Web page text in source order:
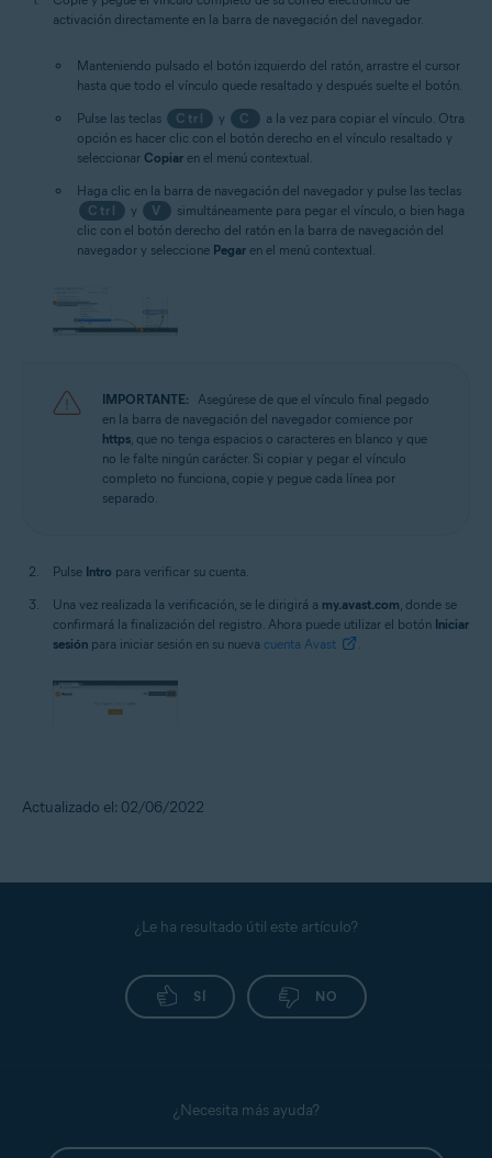
activación directamente en la barra de navegación del navegador.
Manteniendo pulsado el botón izquierdo del ratón, arrastre el cursor
hasta que todo el vínculo quede resaltado y después suelte el botón.
Pulse las teclas
Ctrl y C
a la vez para copiar el vínculo. Otra
opción es hacer clic con el botón derecho en el vínculo resaltado y
seleccionar Copiar en el menú contextual.
Haga clic en la barra de navegación del navegador y pulse las teclas
Ctrl
y V
simultáneamente para pegar el vínculo, o bien haga
clic con el botón derecho del ratón en la barra de navegación del
navegador y seleccione Pegar en el menú contextual.
IMPORTANTE:
Asegúrese de que el vínculo final pegado
en la barra de navegación del navegador comience por
https , que no tenga espacios o caracteres en blanco y que
no le falte ningún carácter. Si copiar y pegar el vínculo
completo no funciona, copie y pegue cada línea por
separado.
Pulse Intro para verificar su cuenta.
Una vez realizada la verificación, se le dirigirá a my.avast.com , donde se
confirmará la finalización del registro. Ahora puede utilizar el botón Iniciar
sesión para iniciar sesión en su nueva cuenta Avast
Actualizado el: 02/06/2022
¿Le ha resultado útil este artículo?
SÍ NO
¿Necesita más ayuda?